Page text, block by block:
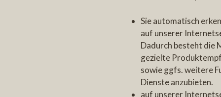
Sie automatisch
auf unserer
Dadurch besteht die
gezielte
sowie ggfs. weitere
Dienste anzubieten.
auf unserer